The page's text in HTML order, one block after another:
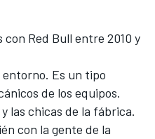
Red Bull entre 2010 y
entorno. Es un tipo
de los equipos.
las chicas de la fábrica.
con la gente de la